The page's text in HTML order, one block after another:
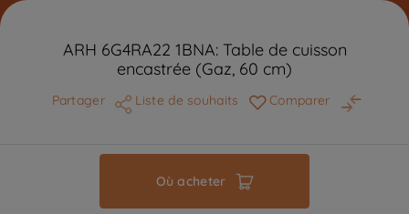
ARH 6G4RA22 1BNA: Table de cuisson
encastrée (Gaz, 60 cm)
Partager Liste de souhaits Comparer
Où acheter